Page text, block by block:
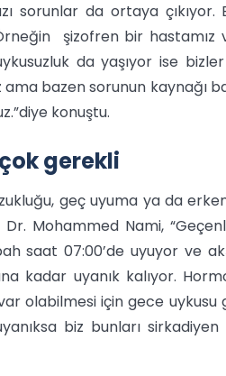
sorunlar da ortaya çıkıyor.
şizofren bir hastamız
da yaşıyor ise
bazen sorunun kaynağı
konuştu.
gerekli
geç uyuma ya da
Mohammed Nami,
saat 07:00’de uyuyor ve
kadar uyanık kalıyor.
olabilmesi için gece uykusu
biz bunları